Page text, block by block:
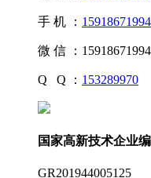
手 机 ： 15918671994
微 信 ： 15918671994
Q Q ： 153289970
国家高新技术企业
GR201944005125